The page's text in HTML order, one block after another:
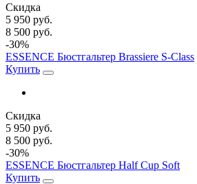
Скидка
5 950 руб.
8 500 руб.
-30%
ESSENCE Бюстгальтер Brassiere S-Class
Купить
Скидка
5 950 руб.
8 500 руб.
-30%
ESSENCE Бюстгальтер Half Cup Soft
Купить